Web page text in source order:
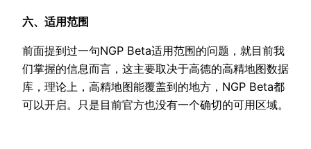
六、适用范围
前面提到过一句NGP Beta适用范围的问题，就目前我
们掌握的信息而言，这主要取决于高德的高精地图数据
库，理论上，高精地图能覆盖到的地方，NGP Beta都
可以开启。只是目前官方也没有一个确切的可用区域。